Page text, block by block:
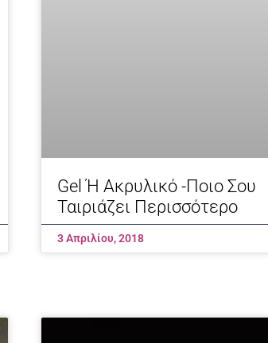
Gel Ή Ακρυλικό -Ποιο Σου
Ταιριάζει Περισσότερο
3 Απριλίου, 2018